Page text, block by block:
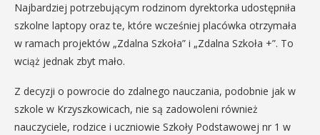
Najbardziej potrzebującym rodzinom dyrektorka udostępniła
szkolne laptopy oraz te, które wcześniej placówka otrzymała
w ramach projektów „Zdalna Szkoła” i „Zdalna Szkoła +”. To
wciąż jednak zbyt mało.
Z decyzji o powrocie do zdalnego nauczania, podobnie jak w
szkole w Krzyszkowicach, nie są zadowoleni również
nauczyciele, rodzice i uczniowie Szkoły Podstawowej nr 1 w